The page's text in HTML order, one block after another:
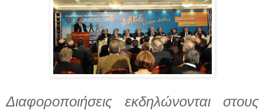
Διαφοροποιήσεις εκδηλώνονται στους